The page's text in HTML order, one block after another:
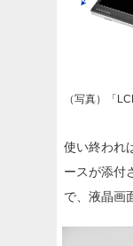
（写真）「
使い終われ
ースが添付
で、液晶画